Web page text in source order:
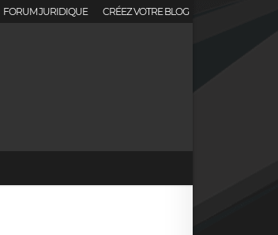
FORUM JURIDIQUE CRÉEZ VOTRE BLOG